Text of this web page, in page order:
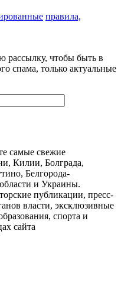
правила,
рассылку, чтобы быть в
спама, только актуальные
самые свежие
Килии, Болграда,
Белгорода-
и Украины.
публикации, пресс-
власти, эксклюзивные
спорта и
сайта